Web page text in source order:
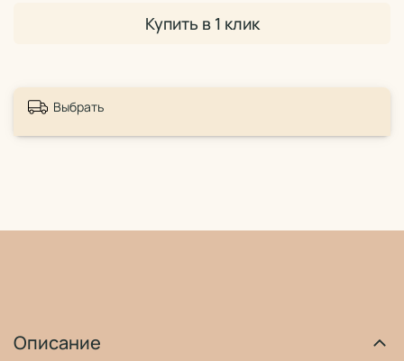
Купить в 1 клик
Выбрать
Описание